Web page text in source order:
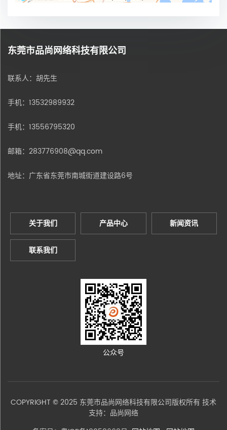
东莞市品尚网络科技有限公司
联系人：胡先生
手机： 13532989932
手机： 13556795320
邮箱：283776908@qq.com
地址：广东省东莞市南城街道建设路6号
关于我们 产品中心 新闻资讯
联系我们
公众号
COPYRIGHT © 2025 东莞市品尚网络科技有限公司版权所有 技术
支持： 品尚网络